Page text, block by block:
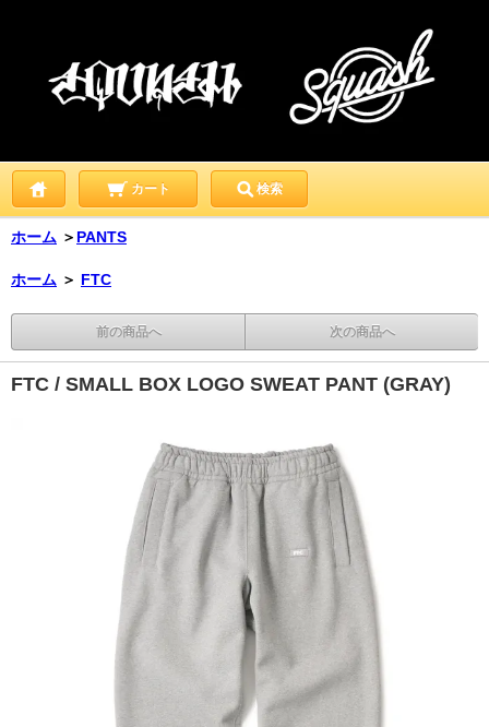
カート 検索
ホーム ＞ PANTS
ホーム ＞ FTC
前の商品へ 次の商品へ
FTC / SMALL BOX LOGO SWEAT PANT (GRAY)